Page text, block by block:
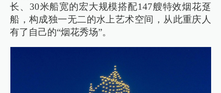
长、30米船宽的宏大规模搭配147艘特效烟花趸
船，构成独一无二的水上艺术空间，从此重庆人
有了自己的“烟花秀场”。